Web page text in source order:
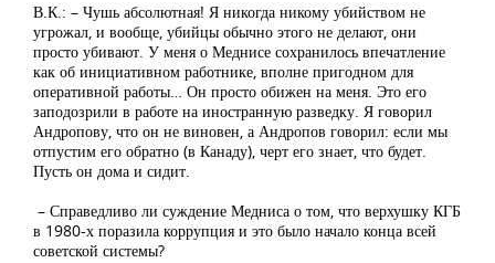
В.К.: – Чушь абсолютная! Я никогда никому убийством не
угрожал, и вообще, убийцы обычно этого не делают, они
просто убивают. У меня о Меднисе сохранилось впечатление
как об инициативном работнике, вполне пригодном для
оперативной работы… Он просто обижен на меня. Это его
заподозрили в работе на иностранную разведку. Я говорил
Андропову, что он не виновен, а Андропов говорил: если мы
отпустим его обратно (в Канаду), черт его знает, что будет.
Пусть он дома и сидит.
– Справедливо ли суждение Медниса о том, что верхушку КГБ
в 1980-х поразила коррупция и это было начало конца всей
советской системы?